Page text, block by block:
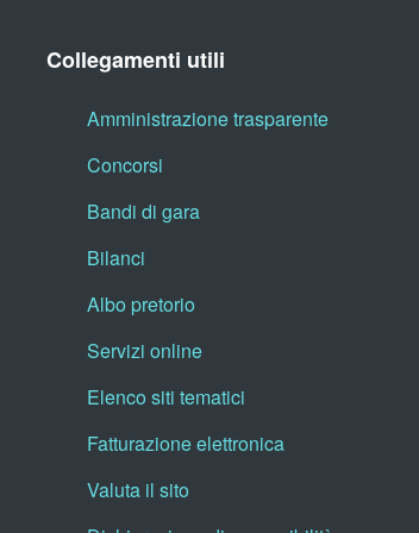
Collegamenti utili
Amministrazione trasparente
Concorsi
Bandi di gara
Bilanci
Albo pretorio
Servizi online
Elenco siti tematici
Fatturazione elettronica
Valuta il sito